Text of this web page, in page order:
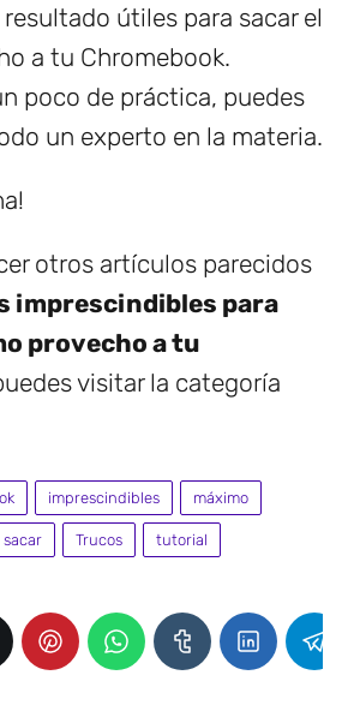
útiles para sacar el
a tu Chromebook.
poco de práctica, puedes
un experto en la materia.
otros artículos parecidos
imprescindibles para
provecho a tu
visitar la categoría
imprescindibles máximo
sacar Trucos tutorial